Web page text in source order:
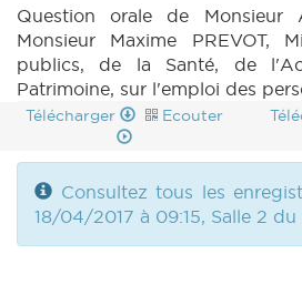
Question orale de Monsieur
Monsieur Maxime PREVOT,
publics, de la Santé, de
Patrimoine, sur l'emploi des
Télécharger Ecouter
Consultez tous les
18/04/2017 à 09:15, Salle 2 du